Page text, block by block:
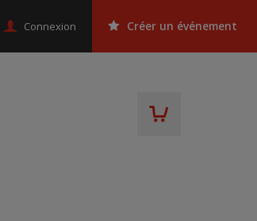
Connexion Créer un événement